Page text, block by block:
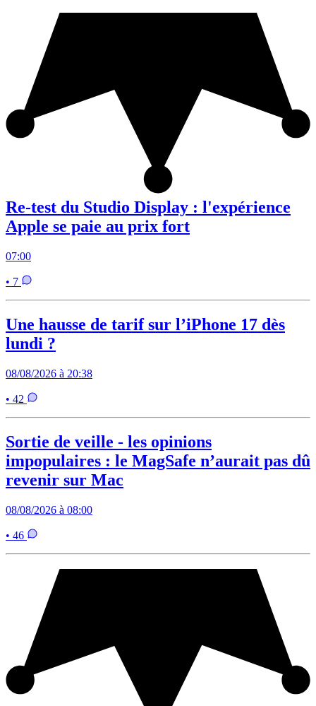
Re-test du Studio Display : l'expérience
Apple se paie au prix fort
07:00
• 7
Une hausse de tarif sur l’iPhone 17 dès
lundi ?
08/08/2026 à 20:38
• 42
Sortie de veille - les opinions
impopulaires : le MagSafe n’aurait pas dû
revenir sur Mac
08/08/2026 à 08:00
• 46